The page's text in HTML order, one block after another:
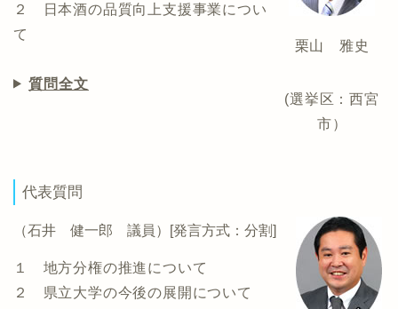
２ 日本酒の品質向上支援事業につい
て
質問全文
栗山 雅史
(選挙区：西宮
市）
代表質問
（石井 健一郎 議員）[発言方式：分割]
１ 地方分権の推進について
２ 県立大学の今後の展開について